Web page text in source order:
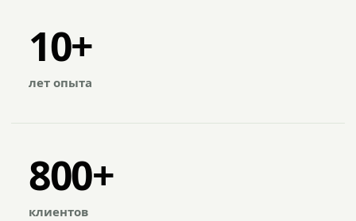
10+
лет опыта
800+
клиентов